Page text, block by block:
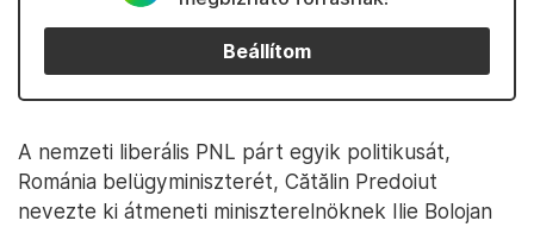
Beállítom
A nemzeti liberális PNL párt egyik politikusát,
Románia belügyminiszterét, Cătălin Predoiut
nevezte ki átmeneti miniszterelnöknek Ilie Bolojan